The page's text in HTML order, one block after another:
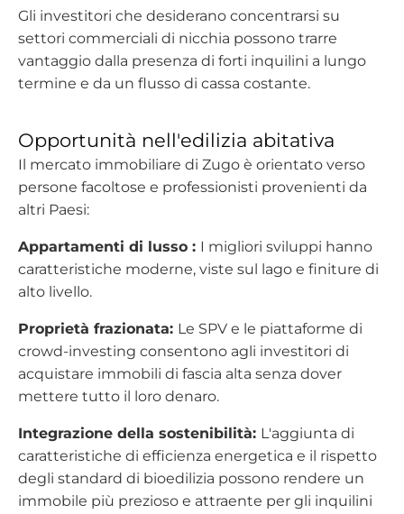
Gli investitori che desiderano concentrarsi su
settori commerciali di nicchia possono trarre
vantaggio dalla presenza di forti inquilini a lungo
termine e da un flusso di cassa costante.
Opportunità nell'edilizia abitativa
Il mercato immobiliare di Zugo è orientato verso
persone facoltose e professionisti provenienti da
altri Paesi:
Appartamenti di lusso : I migliori sviluppi hanno
caratteristiche moderne, viste sul lago e finiture di
alto livello.
Proprietà frazionata: Le SPV e le piattaforme di
crowd-investing consentono agli investitori di
acquistare immobili di fascia alta senza dover
mettere tutto il loro denaro.
Integrazione della sostenibilità: L'aggiunta di
caratteristiche di efficienza energetica e il rispetto
degli standard di bioedilizia possono rendere un
immobile più prezioso e attraente per gli inquilini